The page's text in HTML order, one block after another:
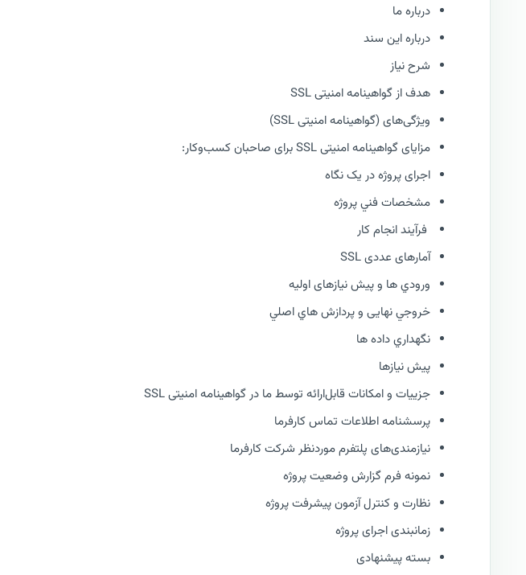
درباره ما
درباره این سند
شرح نیاز
هدف از گواهینامه امنیتی SSL
ویژگی‌های (گواهینامه امنیتی SSL)
مزایای گواهینامه امنیتی SSL برای صاحبان کسب‌وکار:
اجرای پروژه در یک نگاه
مشخصات فني پروژه
فرآيند انجام کار
آمارهای عددی SSL
ورودي ها و پیش نیازهای اولیه
خروجي نهایی و پردازش هاي اصلي
نگهداري داده ها
پیش نیازها
جزییات و امکانات قابل‌ارائه توسط ما در گواهینامه امنیتی SSL
پرسشنامه اطلاعات تماس کارفرما
نیازمندی‌های پلتفرم موردنظر شرکت کارفرما
نمونه فرم گزارش وضعيت پروژه
نظارت و كنترل آزمون پیشرفت پروژه
زمانبندی اجرای پروژه
بسته پیشنهادی